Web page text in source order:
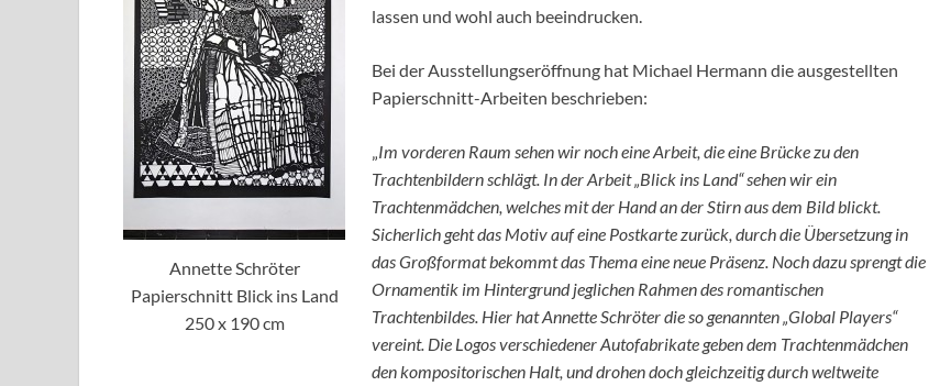
Annette Schröter
Papierschnitt Blick ins Land
250 x 190 cm
lassen und wohl auch beeindrucken.
Bei der Ausstellungseröffnung hat Michael Hermann die ausgestellten
Papierschnitt-Arbeiten beschrieben:
„Im vorderen Raum sehen wir noch eine Arbeit, die eine Brücke zu den
Trachtenbildern schlägt. In der Arbeit „Blick ins Land“ sehen wir ein
Trachtenmädchen, welches mit der Hand an der Stirn aus dem Bild blickt.
Sicherlich geht das Motiv auf eine Postkarte zurück, durch die Übersetzung in
das Großformat bekommt das Thema eine neue Präsenz. Noch dazu sprengt die
Ornamentik im Hintergrund jeglichen Rahmen des romantischen
Trachtenbildes. Hier hat Annette Schröter die so genannten „Global Players“
vereint. Die Logos verschiedener Autofabrikate geben dem Trachtenmädchen
den kompositorischen Halt, und drohen doch gleichzeitig durch weltweite